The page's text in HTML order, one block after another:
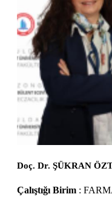
Doç. Dr. ŞÜKRAN
Çalıştığı Birim :